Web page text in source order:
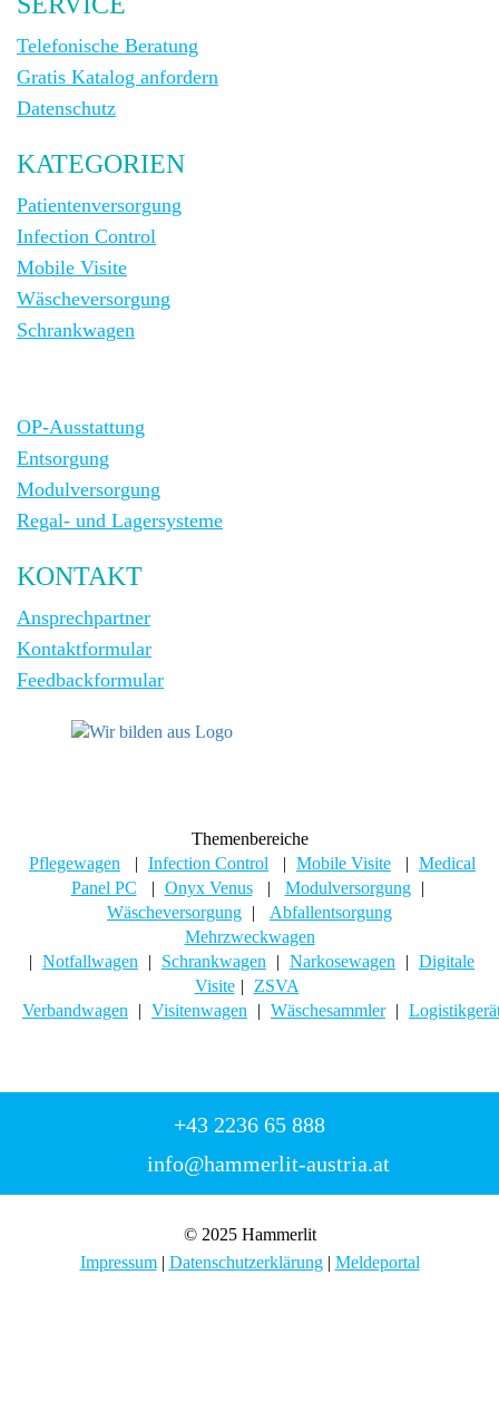
Telefonische Beratung
Gratis Katalog anfordern
Datenschutz
KATEGORIEN
Patientenversorgung
Infection Control
Mobile Visite
Wäscheversorgung
Schrankwagen
OP-Ausstattung
Entsorgung
Modulversorgung
Regal- und Lagersysteme
KONTAKT
Ansprechpartner
Kontaktformular
Feedbackformular
Themenbereiche
Pflegewagen
| Infection Control | Mobile Visite | Medical
Panel PC
| Onyx Venus | Modulversorgung
|
Wäscheversorgung |
Abfallentsorgung
Mehrzweckwagen
| Notfallwagen | Schrankwagen | Narkosewagen | Digitale
Visite |
ZSVA
Verbandwagen
| Visitenwagen | Wäschesammler |
+43 2236 65 888
info@hammerlit-austria.at
© 2025 Hammerlit
Impressum| Datenschutzerklärung| Meldeportal